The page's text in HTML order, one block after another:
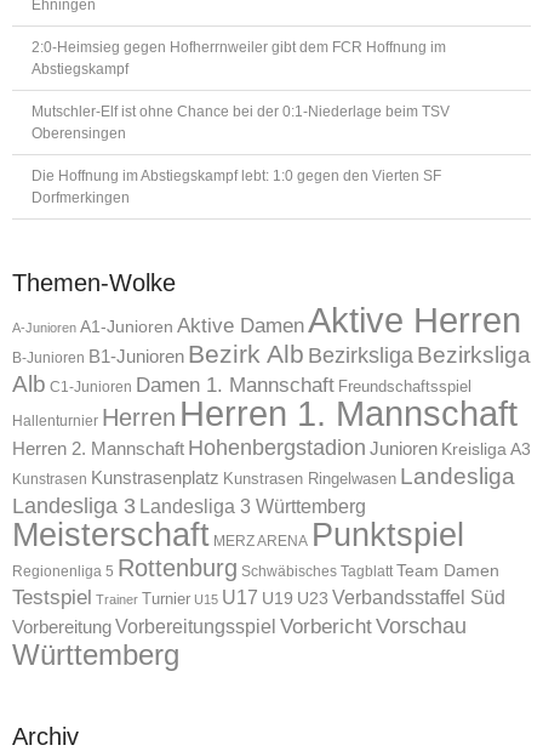
Ehningen
2:0-Heimsieg gegen Hofherrnweiler gibt dem FCR Hoffnung im
Abstiegskampf
Mutschler-Elf ist ohne Chance bei der 0:1-Niederlage beim TSV
Oberensingen
Die Hoffnung im Abstiegskampf lebt: 1:0 gegen den Vierten SF
Dorfmerkingen
Themen-Wolke
A-Junioren A1-Junioren Aktive DamenAktive Herren
B-Junioren B1-Junioren Bezirk Alb Bezirksliga Bezirksliga
Alb C1-Junioren Damen 1. Mannschaft Freundschaftsspiel
Hallenturnier Herren Herren 1. Mannschaft
Herren 2. Mannschaft Hohenbergstadion Junioren Kreisliga A3
Kunstrasen Kunstrasenplatz Kunstrasen Ringelwasen Landesliga
Landesliga 3 Landesliga 3 Württemberg
Meisterschaft MERZ ARENA Punktspiel
Regionenliga 5 Rottenburg Schwäbisches Tagblatt Team Damen
Testspiel Trainer Turnier U15 U17 U19 U23 Verbandsstaffel Süd
VorbereitungVorbereitungsspiel VorberichtVorschau
Württemberg
Archiv